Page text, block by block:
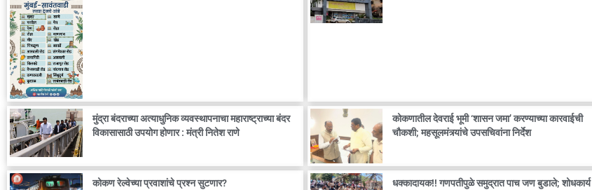
मुंद्रा बंदराच्या अत्याधुनिक व्यवस्थापनाचा महाराष्ट्राच्या बंदर
विकासासाठी उपयोग होणार : मंत्री नितेश राणे
कोकणातील देवराई भूमी ‘शासन जमा’ करण्याच्या कारवाईची
चौकशी; महसूलमंत्र्यांचे उपसचिवांना निर्देश
कोकण रेल्वेच्या प्रवाशांचे प्रश्न सुटणार?
धक्कादायक!! गणपतीपुळे समुद्रात पाच जण बुडाले; शोधकार्य